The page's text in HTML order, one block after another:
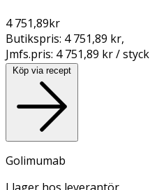
4 751,89kr
Butikspris: 4 751,89 kr,
Jmfs.pris: 4 751,89 kr / styck
Köp via recept
Golimumab